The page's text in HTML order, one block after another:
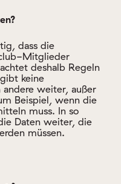
dass die
Mitglieder
Regeln
gibt keine
weiter, außer
wenn die
muss. In so
weiter, die
müssen.